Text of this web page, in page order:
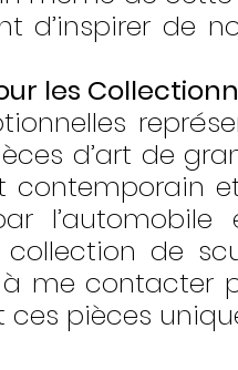
d’inspirer de
les
d’art de
et
de
à me contacter
pièces